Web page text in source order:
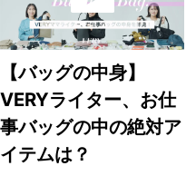
【バッグの中身】
VERYライター、お仕
事バッグの中の絶対ア
イテムは？